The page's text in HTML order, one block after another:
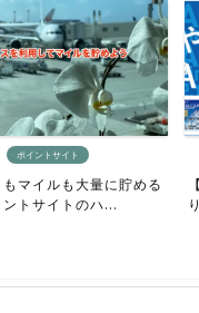
ポイントサイト
もマイルも大量に貯める
トサイトのハ...